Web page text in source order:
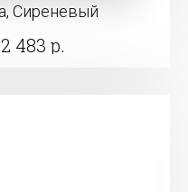
Сиреневый
2 483 р.